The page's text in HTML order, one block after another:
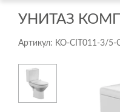
УНИТАЗ
Артикул: KO-CIT011-3/5-